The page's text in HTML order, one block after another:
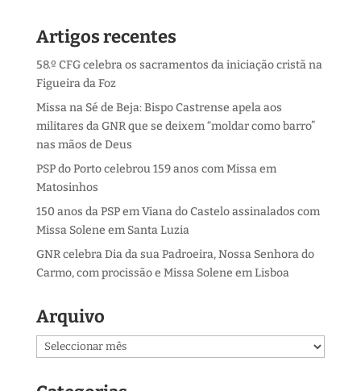
Artigos recentes
58.º CFG celebra os sacramentos da iniciação cristã na
Figueira da Foz
Missa na Sé de Beja: Bispo Castrense apela aos
militares da GNR que se deixem “moldar como barro”
nas mãos de Deus
PSP do Porto celebrou 159 anos com Missa em
Matosinhos
150 anos da PSP em Viana do Castelo assinalados com
Missa Solene em Santa Luzia
GNR celebra Dia da sua Padroeira, Nossa Senhora do
Carmo, com procissão e Missa Solene em Lisboa
Arquivo
Arquivo